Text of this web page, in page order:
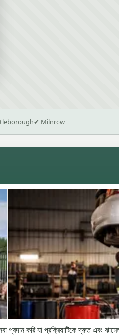
✔ Milnrow
প্রদান করি যা প্রক্রিয়াটিকে দ্রুত এবং